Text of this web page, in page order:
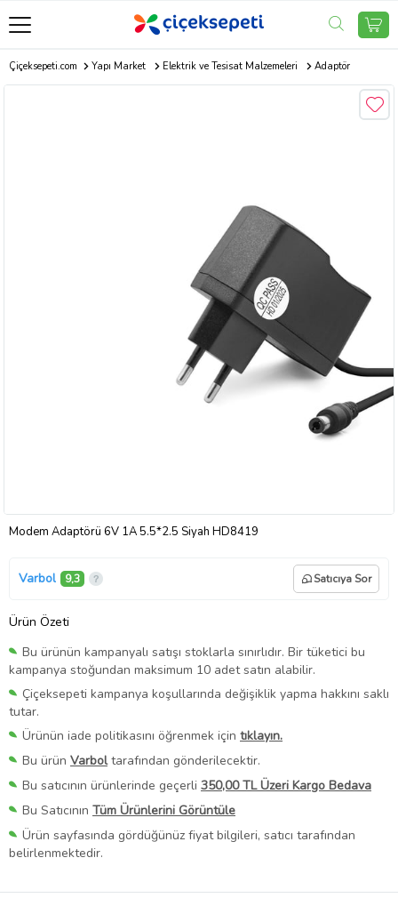
Çiçeksepeti.com Yapı Market Elektrik ve Tesisat Malzemeleri Adaptör
Modem Adaptörü 6V 1A 5.5*2.5 Siyah HD8419
Varbol 9,3 Satıcıya Sor
Ürün Özeti
Bu ürünün kampanyalı satışı stoklarla sınırlıdır. Bir tüketici bu
kampanya stoğundan maksimum 10 adet satın alabilir.
Çiçeksepeti kampanya koşullarında değişiklik yapma hakkını saklı
tutar.
Ürünün iade politikasını öğrenmek için tıklayın.
Bu ürün Varboltarafından gönderilecektir.
Bu satıcının ürünlerinde geçerli 350,00 TL Üzeri Kargo Bedava
Bu Satıcının Tüm Ürünlerini Görüntüle
Ürün sayfasında gördüğünüz fiyat bilgileri, satıcı tarafından
belirlenmektedir.